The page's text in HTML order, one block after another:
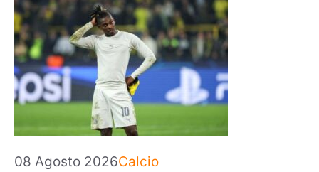
08 Agosto 2026Categorie
Calcio